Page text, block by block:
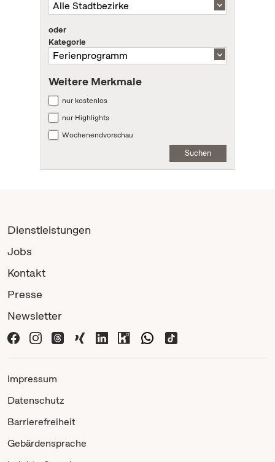
oder
Kategorie
Weitere Merkmale
nur kostenlos
nur Highlights
Wochenendvorschau
Suchen
Dienstleistungen
Jobs
Kontakt
Presse
Newsletter
Impressum
Datenschutz
Barrierefreiheit
Gebärdensprache